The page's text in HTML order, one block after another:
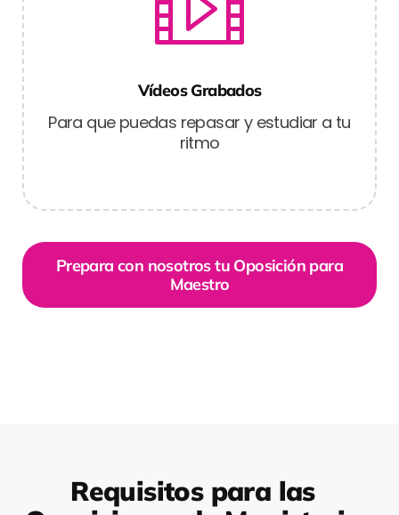
Vídeos Grabados
Para que puedas repasar y estudiar a tu
ritmo
Prepara con nosotros tu Oposición para
Maestro
Requisitos para las